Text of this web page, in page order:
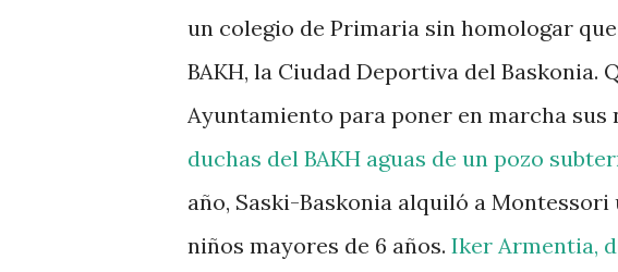
un colegio de Primaria sin homologar
BAKH, la Ciudad Deportiva del
Ayuntamiento para poner en marcha sus
duchas del BAKH aguas de un pozo
año, Saski-Baskonia alquiló a
niños mayores de 6 años. Iker Armentia,